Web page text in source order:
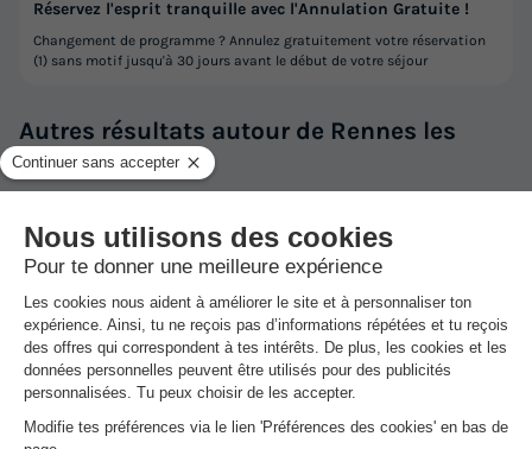
Autres résultats autour de Rennes les
Bains
Réservez l'esprit tranquille avec l'Annulation Gratuite !
Changement de programme ? Annulez gratuitement votre réservation
(1) sans motif jusqu'à 30 jours avant le début de votre séjour